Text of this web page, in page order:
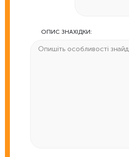
ОПИС ЗНАХІДКИ: